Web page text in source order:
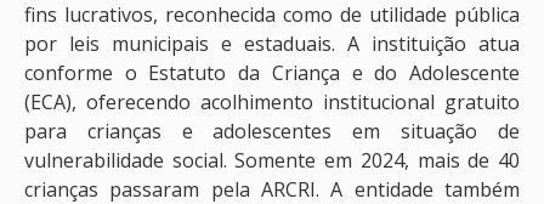
fins lucrativos, reconhecida como de utilidade pública
por leis municipais e estaduais. A instituição atua
conforme o Estatuto da Criança e do Adolescente
(ECA), oferecendo acolhimento institucional gratuito
para crianças e adolescentes em situação de
vulnerabilidade social. Somente em 2024, mais de 40
crianças passaram pela ARCRI. A entidade também